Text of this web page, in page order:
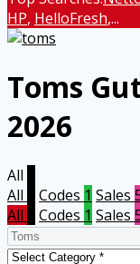
HP, HelloFresh,...
Toms
2026
All
All
Codes 1 Sales
All
Codes 1 Sales